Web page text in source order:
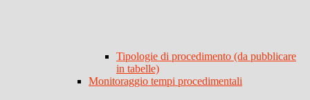
Tipologie di procedimento (da pubblicare
in tabelle)
Monitoraggio tempi procedimentali